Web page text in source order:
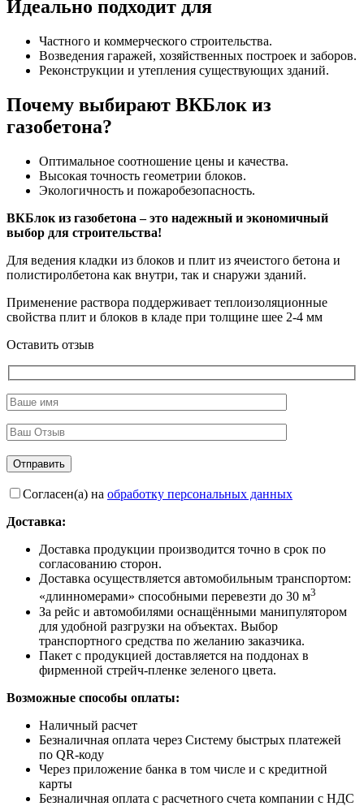
Идеально подходит для
Частного и коммерческого строительства.
Возведения гаражей, хозяйственных построек и заборов.
Реконструкции и утепления существующих зданий.
Почему выбирают ВКБлок из
газобетона?
Оптимальное соотношение цены и качества.
Высокая точность геометрии блоков.
Экологичность и пожаробезопасность.
ВКБлок из газобетона – это надежный и экономичный
выбор для строительства!
Для ведения кладки из блоков и плит из ячеистого бетона и
полистиролбетона как внутри, так и снаружи зданий.
Применение раствора поддерживает теплоизоляционные
свойства плит и блоков в кладе при толщине шее 2-4 мм
Оставить отзыв
Согласен(а) на обработку персональных данных
Доставка:
Доставка продукции производится точно в срок по
согласованию сторон.
Доставка осуществляется автомобильным транспортом:
«длинномерами» способными перевезти до 30 м3
За рейс и автомобилями оснащёнными манипулятором
для удобной разгрузки на объектах. Выбор
транспортного средства по желанию заказчика.
Пакет с продукцией доставляется на поддонах в
фирменной стрейч-пленке зеленого цвета.
Возможные способы оплаты:
Наличный расчет
Безналичная оплата через Систему быстрых платежей
по QR-коду
Через приложение банка в том числе и с кредитной
карты
Безналичная оплата с расчетного счета компании с НДС